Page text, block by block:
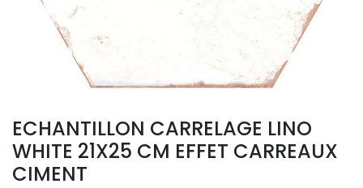
ECHANTILLON CARRELAGE LINO
WHITE 21X25 CM EFFET CARREAUX
CIMENT